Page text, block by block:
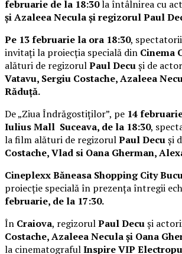
februarie de la 18:30la întâlnirea cu
și Azaleea Necula și regizorul Paul
Pe 13 februarie la ora 18:30,
invitați la proiecția specială din Cinema
alături de regizorulPaul Decuși de
Vatavu, Sergiu Costache, Azaleea
Răduță.
De „Ziua Îndrăgostiților”, pe 14
Iulius Mall Suceava, de la 18:30,
la film alături de regizorulPaul Decuși
Costache, Vlad si Oana Gherman,
Cineplexx Băneasa Shopping City
proiecție specială în prezența întregii
februarie, de la 17:30.
În Craiova, regizorulPaul Decuși
Costache, Azaleea Necula și Oana
la cinematografulInspire VIP